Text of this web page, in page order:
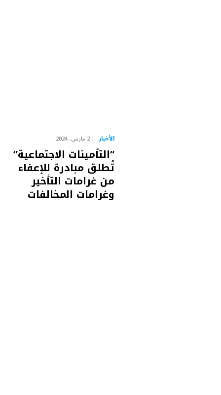
الأخبار 2 مارس، 2024
“التأمينات الاجتماعية”
تُطلق مبادرة للإعفاء
من غرامات التأخير
وغرامات المخالفات